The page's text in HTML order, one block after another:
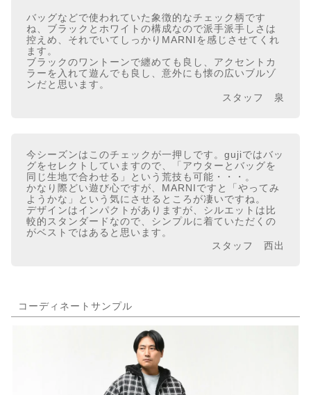
バッグなどで使われていた象徴的なチェック柄です
ね、ブラックとホワイトの構成なので派手派手しさは
控えめ、それでいてしっかりMARNIを感じさせてくれ
ます。
ブラックのワントーンで纏めても良し、アクセントカ
ラーを入れて遊んでも良し、意外にも懐の広いブルゾ
ンだと思います。
スタッフ 泉
今シーズンはこのチェックが一押しです。gujiではバッ
グをセレクトしていますので、「アウターとバッグを
同じ生地で合わせる」という荒技も可能・・・。
かなり際どい遊び心ですが、MARNIですと「やってみ
ようかな」という気にさせるところが凄いですね。
デザインはインパクトがありますが、シルエットは比
較的スタンダードなので、シンプルに着ていただくの
がベストではあると思います。
スタッフ 西出
コーディネートサンプル